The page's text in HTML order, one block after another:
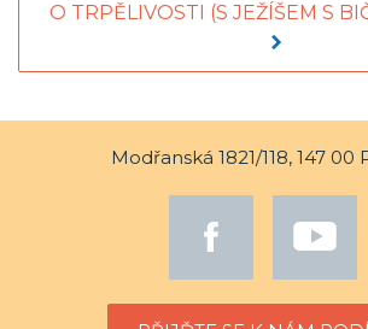
O TRPĚLIVOSTI (S JEŽÍŠEM S
Modřanská 1821/118, 147 00